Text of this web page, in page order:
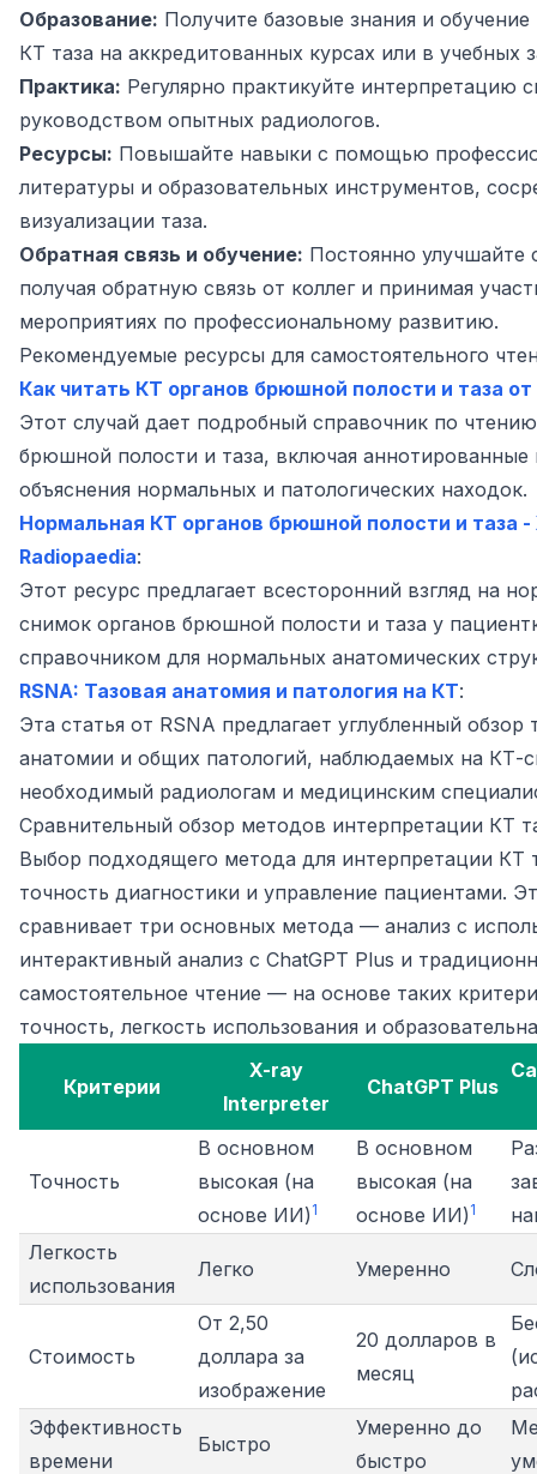
Образование: Получите базовые знания и
КТ таза на аккредитованных курсах или в учебных
Практика: Регулярно практикуйте интерпретацию
руководством опытных радиологов.
Ресурсы: Повышайте навыки с помощью
литературы и образовательных инструментов,
визуализации таза.
Обратная связь и обучение: Постоянно улучшайте
получая обратную связь от коллег и принимая
мероприятиях по профессиональному развитию.
Рекомендуемые ресурсы для самостоятельного
Как читать КТ органов брюшной полости и таза от
Этот случай дает подробный справочник по
брюшной полости и таза, включая аннотированные
объяснения нормальных и патологических находок.
Нормальная КТ органов брюшной полости и таза
Radiopaedia:
Этот ресурс предлагает всесторонний взгляд на
снимок органов брюшной полости и таза у
справочником для нормальных анатомических
RSNA: Тазовая анатомия и патология на КТ:
Эта статья от RSNA предлагает углубленный обзор
анатомии и общих патологий, наблюдаемых на КТ-
необходимый радиологам и медицинским
Сравнительный обзор методов интерпретации КТ
Выбор подходящего метода для интерпретации КТ
точность диагностики и управление пациентами.
сравнивает три основных метода — анализ с
интерактивный анализ с ChatGPT Plus и
самостоятельное чтение — на основе таких
точность, легкость использования и
Критерии
X-ray
Interpreter
ChatGPT Plus
Точность
В основном
высокая (на
основе ИИ) 1
В основном
высокая (на
основе ИИ) 1
Легкость
использования
Легко Умеренно
Стоимость
От 2,50
доллара за
изображение
20 долларов в
месяц
Эффективность
времени
Быстро
Умеренно до
быстро